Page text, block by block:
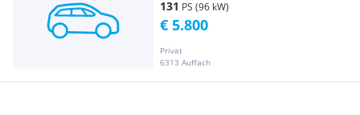
131 PS (96 kW)
Privat
6313 Auffach
€ 5.800